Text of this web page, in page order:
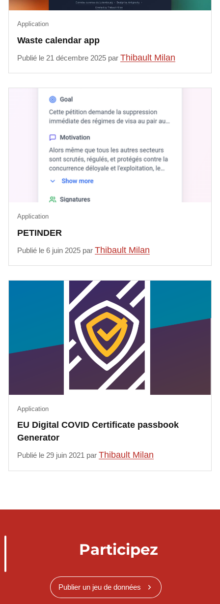
Waste calendar app
Application
Publié le 21 décembre 2025 parThibault Milan
PETINDER
Application
Publié le 6 juin 2025 parThibault Milan
EU Digital COVID Certificate passbook
Generator
Application
Publié le 29 juin 2021 parThibault Milan
Participez
Publier un jeu de données